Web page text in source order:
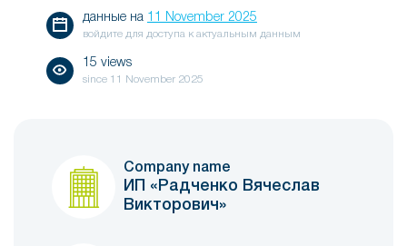
данные на 11 November 2025
войдите для доступа к актуальным данным
15 views
since 11 November 2025
Company name
ИП «Радченко Вячеслав
Викторович»